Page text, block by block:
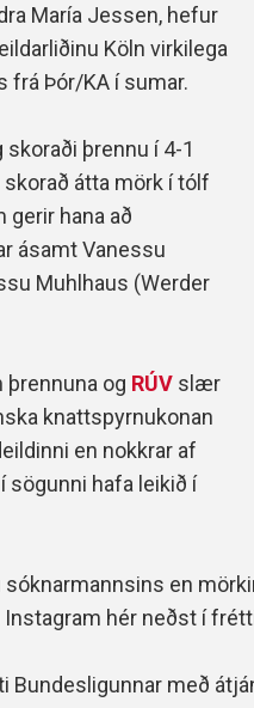
María Jessen, hefur
Köln virkilega
frá Þór/KA í sumar.
þrennu í 4-1
átta mörk í tólf
gerir hana að
ásamt Vanessu
Muhlhaus (Werder
og RÚV slær
knattspyrnukonan
en nokkrar af
sögunni hafa leikið í
sóknarmannsins en
hér neðst í
með